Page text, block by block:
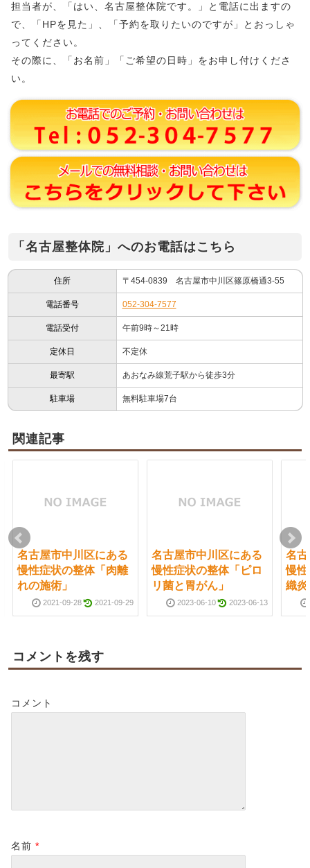
担当者が、「はい、名古屋整体院です。」と電話に出ますの
で、「HPを見た」、「予約を取りたいのですが」とおっしゃ
ってください。
その際に、「お名前」「ご希望の日時」をお申し付けくださ
い。
「名古屋整体院」へのお電話はこちら
住所 〒454-0839 名古屋市中川区篠原橋通3-55
電話番号 052-304-7577
電話受付 午前9時～21時
定休日 不定休
最寄駅 あおなみ線荒子駅から徒歩3分
駐車場 無料駐車場7台
関連記事
名古屋市中川区にある
慢性症状の整体「肉離
れの施術」
2021-09-28 2021-09-29
名古屋市中川区にある
慢性症状の整体「ピロ
リ菌と胃がん」
2023-06-10 2023-06-13
名
慢
織
コメントを残す
コメント
名前 *